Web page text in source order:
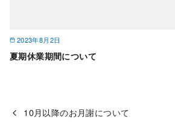
2023年8月2日
夏期休業期間について
10月以降のお月謝について